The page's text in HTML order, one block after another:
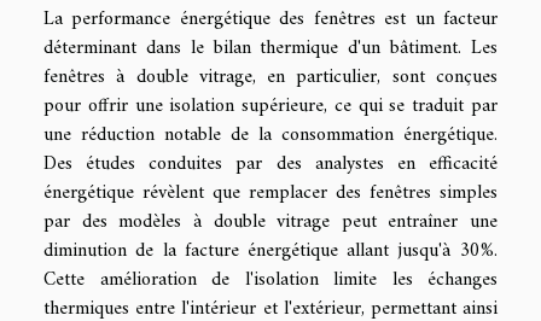
La performance énergétique des fenêtres est un facteur
déterminant dans le bilan thermique d'un bâtiment. Les
fenêtres à double vitrage, en particulier, sont conçues
pour offrir une isolation supérieure, ce qui se traduit par
une réduction notable de la consommation énergétique.
Des études conduites par des analystes en efficacité
énergétique révèlent que remplacer des fenêtres simples
par des modèles à double vitrage peut entraîner une
diminution de la facture énergétique allant jusqu'à 30%.
Cette amélioration de l'isolation limite les échanges
thermiques entre l'intérieur et l'extérieur, permettant ainsi